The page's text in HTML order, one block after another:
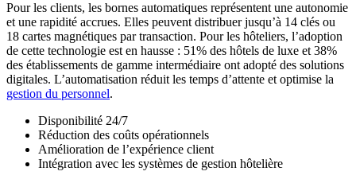
Pour les clients, les bornes automatiques représentent une autonomie
et une rapidité accrues. Elles peuvent distribuer jusqu’à 14 clés ou
18 cartes magnétiques par transaction. Pour les hôteliers, l’adoption
de cette technologie est en hausse : 51% des hôtels de luxe et 38%
des établissements de gamme intermédiaire ont adopté des solutions
digitales. L’automatisation réduit les temps d’attente et optimise la
gestion du personnel.
Disponibilité 24/7
Réduction des coûts opérationnels
Amélioration de l’expérience client
Intégration avec les systèmes de gestion hôtelière